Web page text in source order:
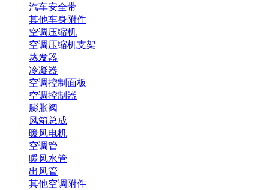
汽车安全带
其他车身附件
空调压缩机
空调压缩机支架
蒸发器
冷凝器
空调控制面板
空调控制器
膨胀阀
风箱总成
暖风电机
空调管
暖风水管
出风管
其他空调附件